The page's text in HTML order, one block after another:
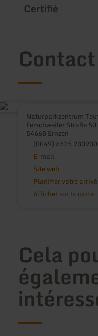
Certifié
Contact
Naturparkzentrum
Ferschweiler Straße 50
54668 Ernzen
(0049) 6525 933930
E-mail
Site web
Planifier votre
Afficher sur la carte
Cela